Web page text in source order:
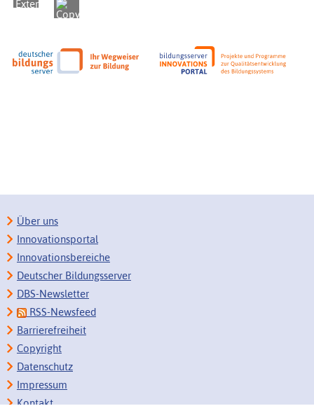
Über uns
Innovationsportal
Innovationsbereiche
Deutscher Bildungsserver
DBS-Newsletter
RSS-Newsfeed
Barrierefreiheit
Copyright
Datenschutz
Impressum
Kontakt